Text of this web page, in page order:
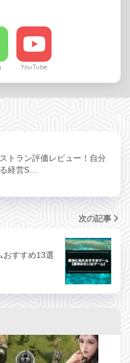
YouTube
トラン評価レビュー！自分
経営S…
次の記事
おすすめ13選